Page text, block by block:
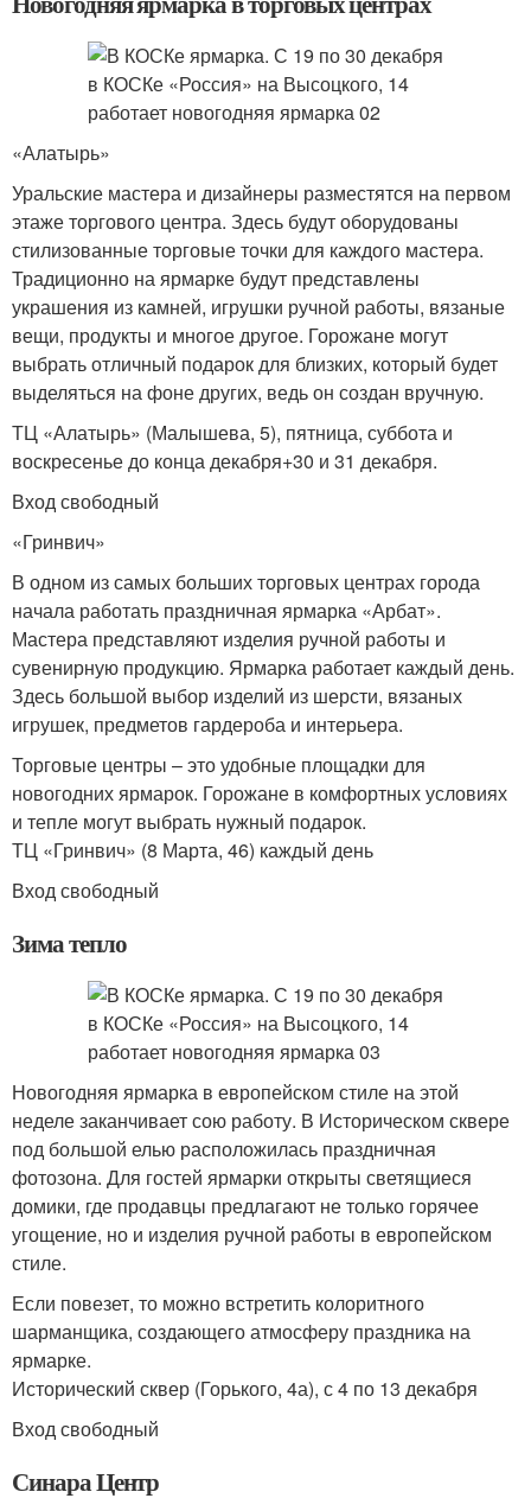
«Алатырь»
Уральские мастера и дизайнеры разместятся на первом
этаже торгового центра. Здесь будут оборудованы
стилизованные торговые точки для каждого мастера.
Традиционно на ярмарке будут представлены
украшения из камней, игрушки ручной работы, вязаные
вещи, продукты и многое другое. Горожане могут
выбрать отличный подарок для близких, который будет
выделяться на фоне других, ведь он создан вручную.
ТЦ «Алатырь» (Малышева, 5), пятница, суббота и
воскресенье до конца декабря+30 и 31 декабря.
Вход свободный
«Гринвич»
В одном из самых больших торговых центрах города
начала работать праздничная ярмарка «Арбат».
Мастера представляют изделия ручной работы и
сувенирную продукцию. Ярмарка работает каждый день.
Здесь большой выбор изделий из шерсти, вязаных
игрушек, предметов гардероба и интерьера.
Торговые центры – это удобные площадки для
новогодних ярмарок. Горожане в комфортных условиях
и тепле могут выбрать нужный подарок.
ТЦ «Гринвич» (8 Марта, 46) каждый день
Вход свободный
Зима тепло
Новогодняя ярмарка в европейском стиле на этой
неделе заканчивает сою работу. В Историческом сквере
под большой елью расположилась праздничная
фотозона. Для гостей ярмарки открыты светящиеся
домики, где продавцы предлагают не только горячее
угощение, но и изделия ручной работы в европейском
стиле.
Если повезет, то можно встретить колоритного
шарманщика, создающего атмосферу праздника на
ярмарке.
Исторический сквер (Горького, 4а), с 4 по 13 декабря
Вход свободный
Синара Центр